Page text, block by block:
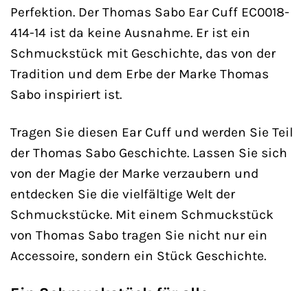
Perfektion. Der Thomas Sabo Ear Cuff EC0018-
414-14 ist da keine Ausnahme. Er ist ein
Schmuckstück mit Geschichte, das von der
Tradition und dem Erbe der Marke Thomas
Sabo inspiriert ist.
Tragen Sie diesen Ear Cuff und werden Sie Teil
der Thomas Sabo Geschichte. Lassen Sie sich
von der Magie der Marke verzaubern und
entdecken Sie die vielfältige Welt der
Schmuckstücke. Mit einem Schmuckstück
von Thomas Sabo tragen Sie nicht nur ein
Accessoire, sondern ein Stück Geschichte.